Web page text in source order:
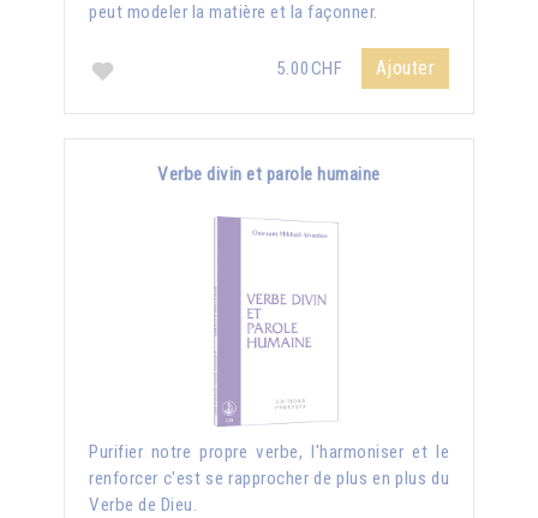
peut modeler la matière et la façonner.
5.00CHF Ajouter
Verbe divin et parole humaine
Purifier notre propre verbe, l'harmoniser et le
renforcer c'est se rapprocher de plus en plus du
Verbe de Dieu.